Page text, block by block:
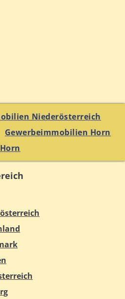
Niederösterreich
Gewerbeimmobilien Horn